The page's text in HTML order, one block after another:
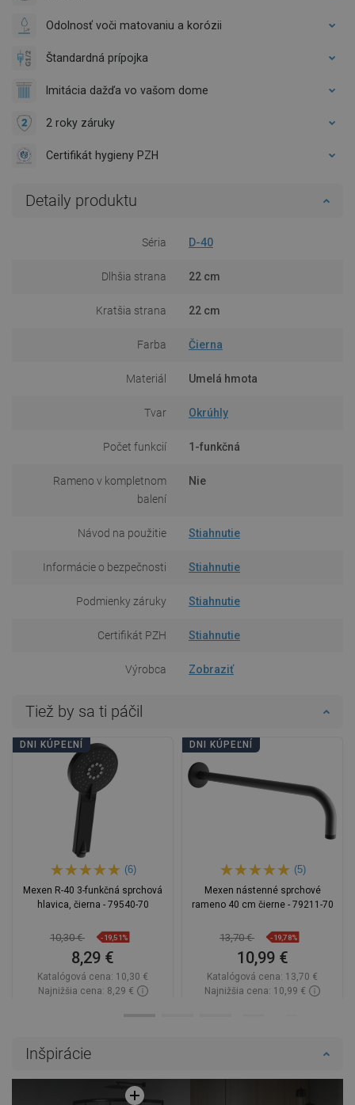
Odolnosť voči matovaniu a korózii
Štandardná prípojka
Imitácia dažďa vo vašom dome
2 roky záruky
Certifikát hygieny PZH
Detaily produktu
Séria D-40
Dlhšia strana 22 cm
Kratšia strana 22 cm
Farba Čierna
Materiál Umelá hmota
Tvar Okrúhly
Počet funkcií 1-funkčná
Rameno v kompletnom
balení
Nie
Návod na použitie Stiahnutie
Informácie o bezpečnosti Stiahnutie
Podmienky záruky Stiahnutie
Certifikát PZH Stiahnutie
Výrobca Zobraziť
Tiež by sa ti páčil
DNI KÚPEĽNÍ
(6)
Mexen R-40 3-funkčná sprchová
hlavica, čierna - 79540-70
10,30 € -19,51%
8,29 €
Katalógová cena: 10,30 €
Najnižšia cena: 8,29 €
DNI KÚPEĽNÍ
(5)
Mexen nástenné sprchové
rameno 40 cm čierne - 79211-70
13,70 € -19,78%
10,99 €
Katalógová cena: 13,70 €
Najnižšia cena: 10,99 €
Inšpirácie